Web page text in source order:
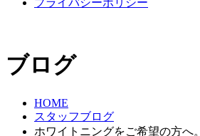
プライバシーポリシー
ブログ
HOME
スタッフブログ
ホワイトニングをご希望の方へ。